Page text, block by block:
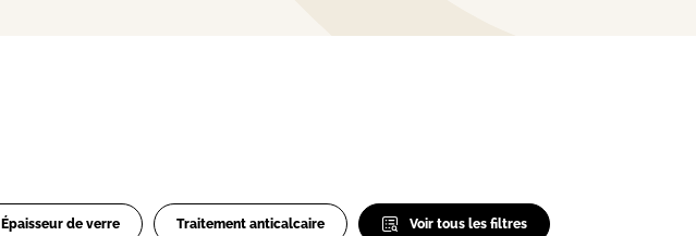
Épaisseur de verre Traitement anticalcaire Voir tous les filtres